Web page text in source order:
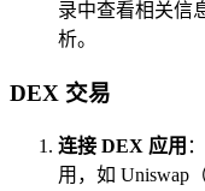
录中查看相关信
析。
DEX 交易
连接 DEX 应用
用，如 Uniswap